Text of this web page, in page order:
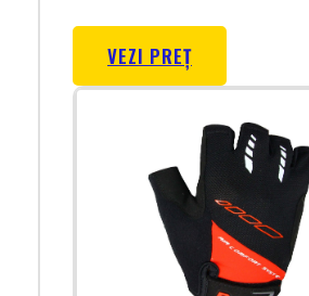
VEZI PREȚ